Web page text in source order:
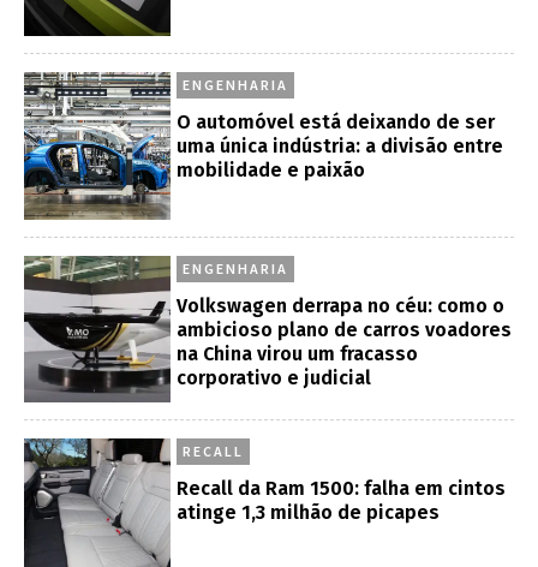
ENGENHARIA
O automóvel está deixando de ser
uma única indústria: a divisão entre
mobilidade e paixão
ENGENHARIA
Volkswagen derrapa no céu: como o
ambicioso plano de carros voadores
na China virou um fracasso
corporativo e judicial
RECALL
Recall da Ram 1500: falha em cintos
atinge 1,3 milhão de picapes